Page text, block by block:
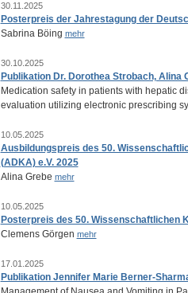
30.11.2025
Posterpreis der Jahrestagung der
Sabrina Böing mehr
30.10.2025
Publikation Dr. Dorothea Strobach, Alina
Medication safety in patients with hepatic
evaluation utilizing electronic prescribing
10.05.2025
Ausbildungspreis des 50.
(ADKA) e.V. 2025
Alina Grebe mehr
10.05.2025
Posterpreis des 50. Wissenschaftlichen
Clemens Görgen mehr
17.01.2025
Publikation Jennifer Marie Berner-